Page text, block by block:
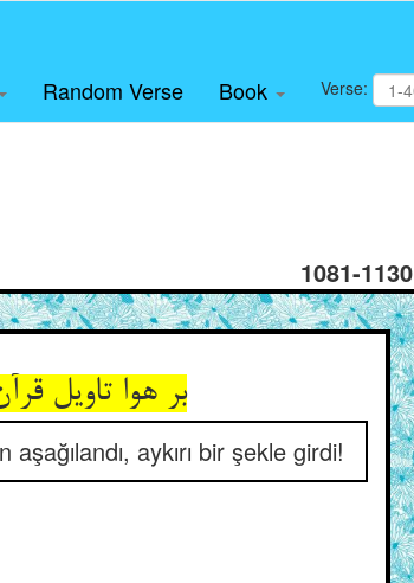
Random Verse Book Verse:
1081-1130
aykırı bir şekle girdi!